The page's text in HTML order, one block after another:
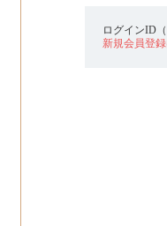
ログインID
新規会員登